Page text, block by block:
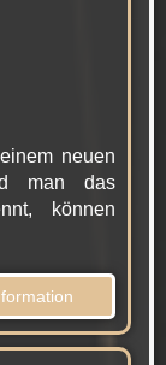
neuen
man das
können